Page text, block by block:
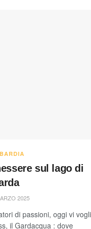
sul lago di
2025
di passioni, oggi vi
il Gardacqua : dove